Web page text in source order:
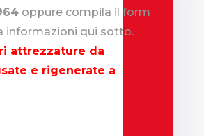
oppure compila il form
informazioni qui sotto.
attrezzature da
e rigenerate a